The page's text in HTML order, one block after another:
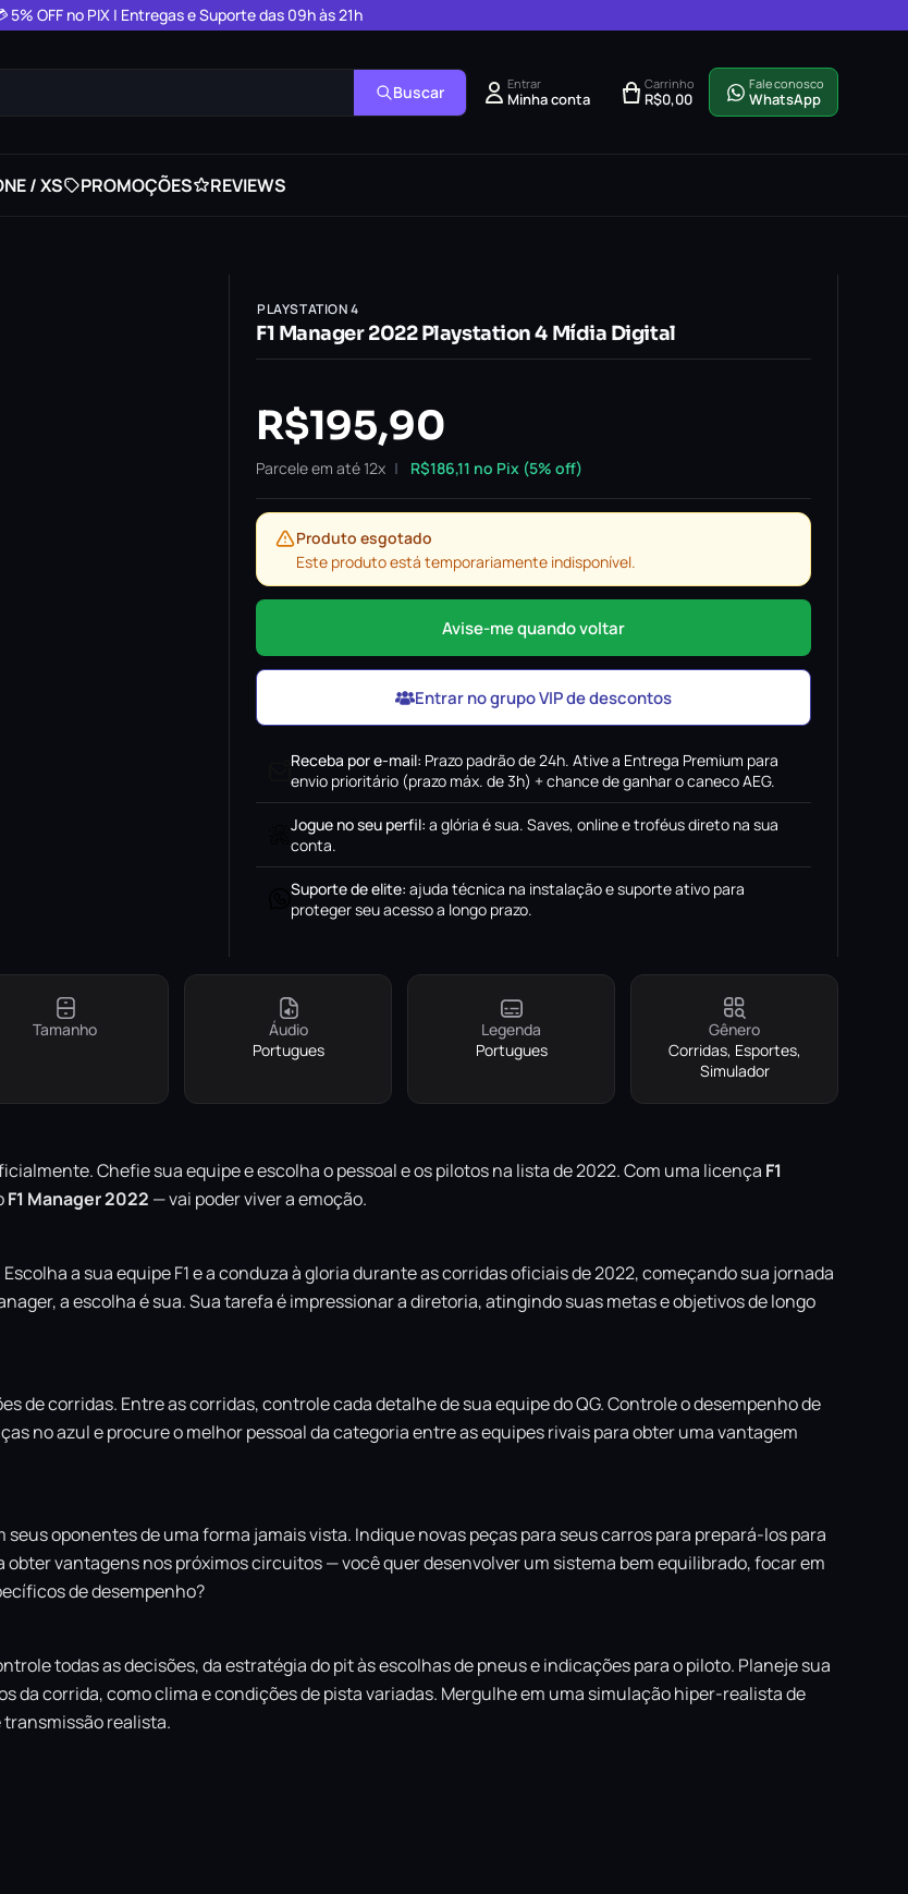
5% OFF no PIX | Entregas e Suporte das 09h às 21h
Buscar Entrar
Minha conta
Carrinho
R$0,00
Fale conosco
WhatsApp
/ XS PROMOÇÕES REVIEWS
PLAYSTATION 4
F1 Manager 2022 Playstation 4 Mídia Digital
R$195,90
Parcele em até 12x R$186,11 no Pix (5% off)
Produto esgotado
Este produto está temporariamente indisponível.
Avise-me quando voltar
Entrar no grupo VIP de descontos
Receba por e-mail: Prazo padrão de 24h. Ative a Entrega Premium para
envio prioritário (prazo máx. de 3h) + chance de ganhar o caneco AEG.
Jogue no seu perfil: a glória é sua. Saves, online e troféus direto na sua
conta.
Suporte de elite: ajuda técnica na instalação e suporte ativo para
proteger seu acesso a longo prazo.
Tamanho
Áudio
Portugues
Legenda
Portugues
Gênero
Corridas, Esportes,
Simulador
Chefie sua equipe e escolha o pessoal e os pilotos na lista de 2022. Com uma licença F1
F1 Manager 2022 — vai poder viver a emoção.
a sua equipe F1 e a conduza à gloria durante as corridas oficiais de 2022, começando sua jornada
a escolha é sua. Sua tarefa é impressionar a diretoria, atingindo suas metas e objetivos de longo
de corridas. Entre as corridas, controle cada detalhe de sua equipe do QG. Controle o desempenho de
no azul e procure o melhor pessoal da categoria entre as equipes rivais para obter uma vantagem
oponentes de uma forma jamais vista. Indique novas peças para seus carros para prepará-los para
vantagens nos próximos circuitos — você quer desenvolver um sistema bem equilibrado, focar em
de desempenho?
todas as decisões, da estratégia do pit às escolhas de pneus e indicações para o piloto. Planeje sua
da corrida, como clima e condições de pista variadas. Mergulhe em uma simulação hiper-realista de
transmissão realista.